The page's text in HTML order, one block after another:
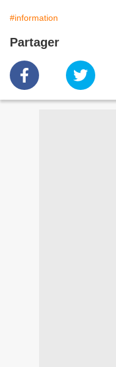
#information
Partager